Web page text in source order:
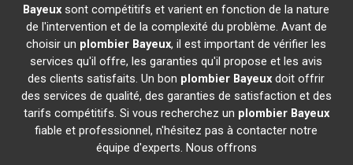
Bayeux sont compétitifs et varient en fonction de la nature
de l'intervention et de la complexité du problème. Avant de
choisir un plombier Bayeux, il est important de vérifier les
services qu'il offre, les garanties qu'il propose et les avis
des clients satisfaits. Un bon plombier Bayeux doit offrir
des services de qualité, des garanties de satisfaction et des
tarifs compétitifs. Si vous recherchez un plombier Bayeux
fiable et professionnel, n'hésitez pas à contacter notre
équipe d'experts. Nous offrons